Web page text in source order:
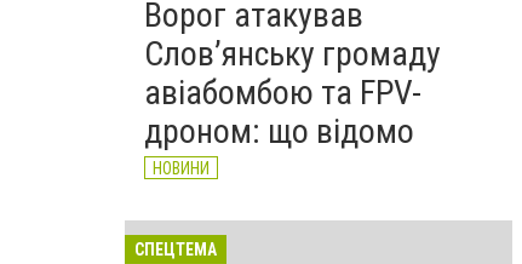
Ворог атакував
Слов’янську громаду
авіабомбою та FPV-
дроном: що відомо
НОВИНИ
СПЕЦТЕМА